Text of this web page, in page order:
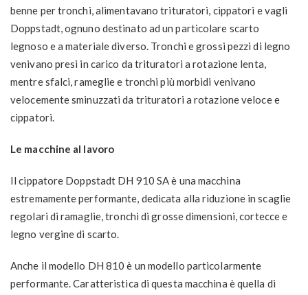
benne per tronchi, alimentavano trituratori, cippatori e vagli
Doppstadt, ognuno destinato ad un particolare scarto
legnoso e a materiale diverso. Tronchi e grossi pezzi di legno
venivano presi in carico da trituratori a rotazione lenta,
mentre sfalci, rameglie e tronchi più morbidi venivano
velocemente sminuzzati da trituratori a rotazione veloce e
cippatori.
Le macchine al lavoro
Il cippatore Doppstadt DH 910 SA è una macchina
estremamente performante, dedicata alla riduzione in scaglie
regolari di ramaglie, tronchi di grosse dimensioni, cortecce e
legno vergine di scarto.
Anche il modello DH 810 è un modello particolarmente
performante. Caratteristica di questa macchina è quella di